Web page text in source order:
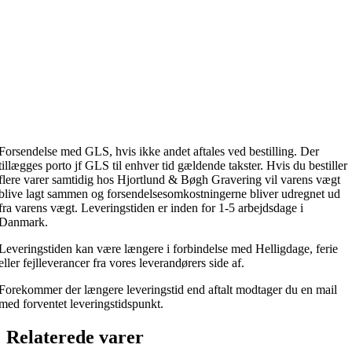
med GLS, hvis ikke andet aftales ved bestilling. Der
porto jf GLS til enhver tid gældende takster. Hvis du bestiller
varer samtidig hos Hjortlund & Bøgh Gravering vil varens vægt
lagt sammen og forsendelsesomkostningerne bliver udregnet ud
varens vægt. Leveringstiden er inden for 1-5 arbejdsdage i
kan være længere i forbindelse med Helligdage, ferie
fejlleverancer fra vores leverandørers side af.
der længere leveringstid end aftalt modtager du en mail
forventet leveringstidspunkt.
Relaterede varer